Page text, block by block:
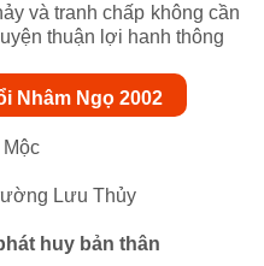
và tranh chấp không cần
thuận lợi hanh thông
Nhâm Ngọ 2002
Lưu Thủy
huy bản thân